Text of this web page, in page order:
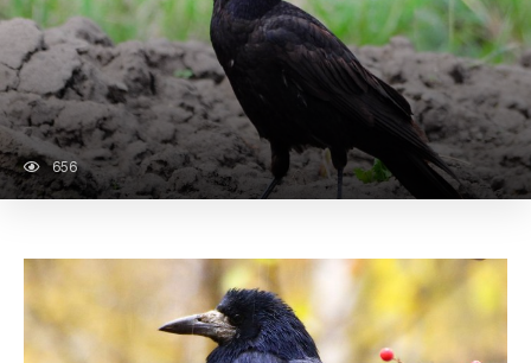
656